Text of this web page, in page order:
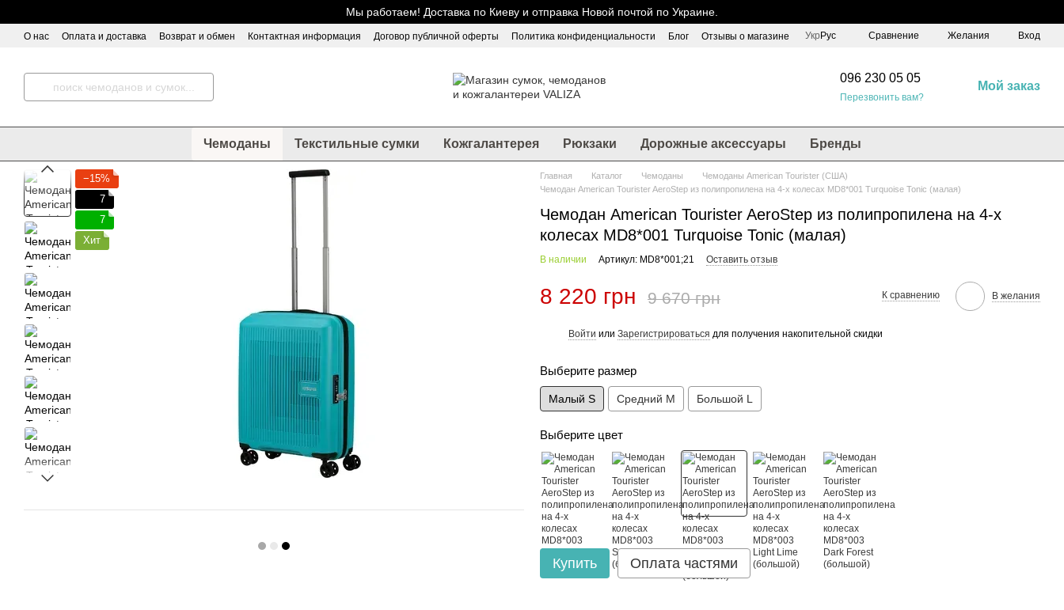
Мы работаем! Доставка по Киеву и отправка Новой почтой по Украине.
О нас Оплата и доставка Возврат и обмен Контактная информация Договор публичной оферты Политика конфиденциальности Блог Отзывы о магазине Укр Рус Сравнение Желания Вход
096 230 05 05
Перезвонить вам?
Мой заказ
Чемоданы Текстильные сумки Кожгалантерея Рюкзаки Дорожные аксессуары Бренды
−15%
7
7
Хит
Главная Каталог Чемоданы
Чемоданы American Tourister (США)
Чемодан American Tourister AeroStep из полипропилена на 4-х колесах MD8*001 Turquoise Tonic (малая)
Чемодан American Tourister AeroStep из полипропилена на 4-х
колесах MD8*001 Turquoise Tonic (малая)
В наличии Артикул: MD8*001;21 Оставить отзыв
8 220 грн 9 670 грн К сравнению В желания
Войти или Зарегистрироваться для получения накопительной скидки
Выберите размер
Малый S Средний M Большой L
Выберите цвет
Купить Оплата частями